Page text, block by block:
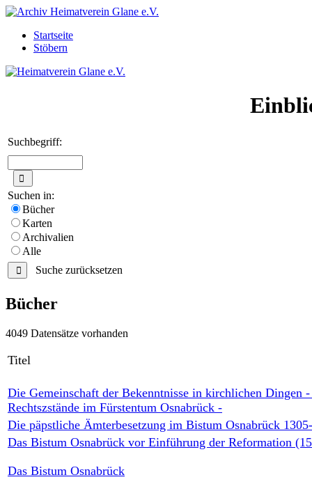
Startseite
Stöbern
Suchbegriff:
Suchen in:
Bücher
Karten
Archivalien
Alle
Suche zurücksetzen
Bücher
4049 Datensätze vorhanden
Titel
Die Gemeinschaft der Bekenntnisse in kirchlichen Dingen
Rechtszstände im Fürstentum Osnabrück -
Die päpstliche Ämterbesetzung im Bistum Osnabrück
Das Bistum Osnabrück vor Einführung der Reformation
Das Bistum Osnabrück